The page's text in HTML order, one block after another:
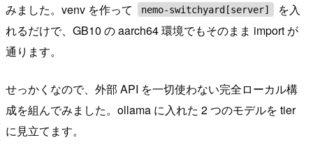
みました。venv を作って
nemo-switchyard[server]
を入
れるだけで、GB10 の aarch64 環境でもそのまま import が
通ります。
せっかくなので、外部 API を一切使わない完全ローカル構
成を組んでみました。ollama に入れた 2 つのモデルを tier
に見立てます。